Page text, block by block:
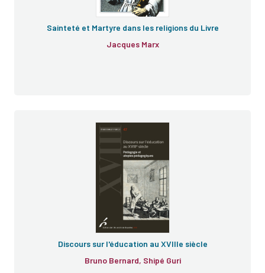
Sainteté et Martyre dans les religions du Livre
Jacques Marx
Discours sur l'éducation au XVIIIe siècle
Bruno Bernard, Shipé Guri